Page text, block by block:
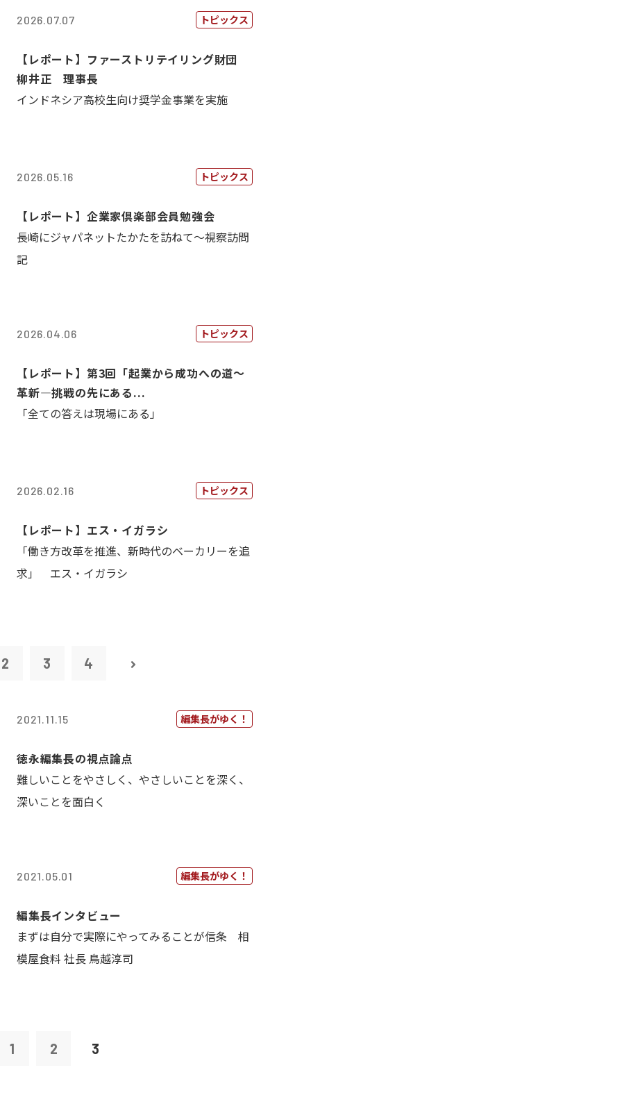
2026.07.07 トピックス
【レポート】ファーストリテイリング財団
柳井正 理事長
インドネシア高校生向け奨学金事業を実施
2026.05.16 トピックス
【レポート】企業家倶楽部会員勉強会
長崎にジャパネットたかたを訪ねて～視察訪問
記
2026.04.06 トピックス
【レポート】第3回「起業から成功への道～
革新―挑戦の先にある...
「全ての答えは現場にある」
2026.02.16 トピックス
【レポート】エス・イガラシ
「働き方改革を推進、新時代のベーカリーを追
求」 エス・イガラシ
2 3 4
2021.11.15 編集長がゆく！
徳永編集長の視点論点
難しいことをやさしく、やさしいことを深く、
深いことを面白く
2021.05.01 編集長がゆく！
編集長インタビュー
まずは自分で実際にやってみることが信条 相
模屋食料 社長 鳥越淳司
1 2 3